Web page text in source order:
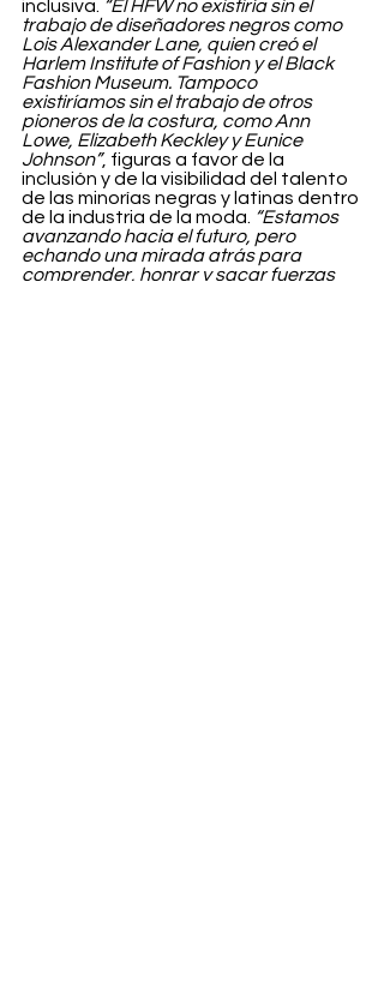
inclusiva. “El HFW no existiría sin el
trabajo de diseñadores negros como
Lois Alexander Lane, quien creó el
Harlem Institute of Fashion y el Black
Fashion Museum. Tampoco
existiríamos sin el trabajo de otros
pioneros de la costura, como Ann
Lowe, Elizabeth Keckley y Eunice
Johnson”, figuras a favor de la
inclusión y de la visibilidad del talento
de las minorías negras y latinas dentro
de la industria de la moda. “Estamos
avanzando hacia el futuro, pero
echando una mirada atrás para
comprender, honrar y sacar fuerzas